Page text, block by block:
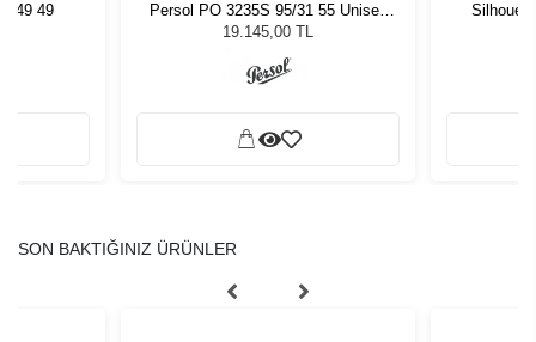
49
Persol PO 3235S 95/31 55 Unisex
Güneş Gözlüğü
19.145,00 TL
SON BAKTIĞINIZ ÜRÜNLER